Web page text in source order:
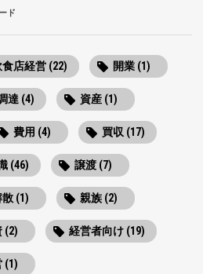
ド
食店経営 (22) 開業 (1)
達 (4) 資産 (1)
費用 (4) 買収 (17)
(46) 譲渡 (7)
(1) 親族 (2)
(2) 経営者向け (19)
(1)